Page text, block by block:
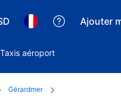
Ajouter
Taxis aéroport
Gérardmer